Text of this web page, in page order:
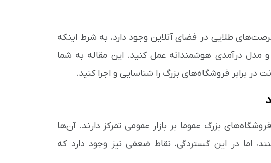
طلایی در فضای آنلاین وجود دارد، به شرط اینکه
مدل درآمدی هوشمندانه عمل کنید. این مقاله به شما
برابر فروشگاه‌های بزرگ را شناسایی و اجرا کنید.
بزرگ عموما بر بازار عمومی تمرکز دارند. آن‌ها
اما در این گستردگی، نقاط ضعفی نیز وجود دارد که